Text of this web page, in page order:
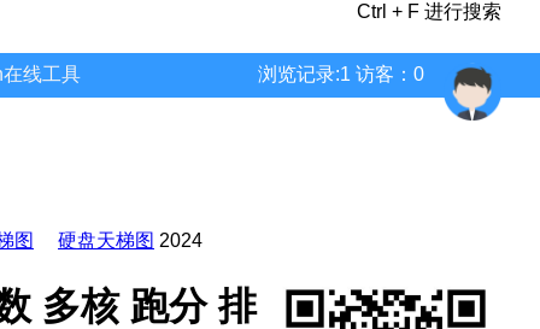
Ctrl + F 进行搜索
线工具 浏览记录:1 访客：0
图 硬盘天梯图 2024
多核 跑分 排